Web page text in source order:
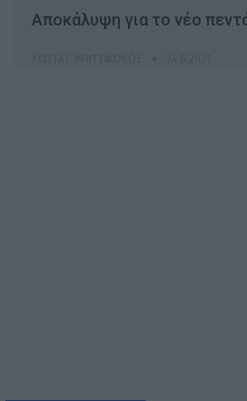
Αποκάλυψη για το νέο